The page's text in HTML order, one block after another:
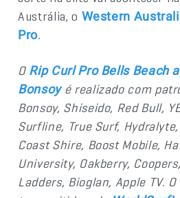
Austrália, o Western
Pro.
O Rip Curl Pro Bells Beach
Bonsoyé realizado com
Bonsoy, Shiseido, Red Bull,
Surfline, True Surf,
Coast Shire, Boost Mobile,
University, Oakberry,
Ladders, Bioglan, Apple TV.